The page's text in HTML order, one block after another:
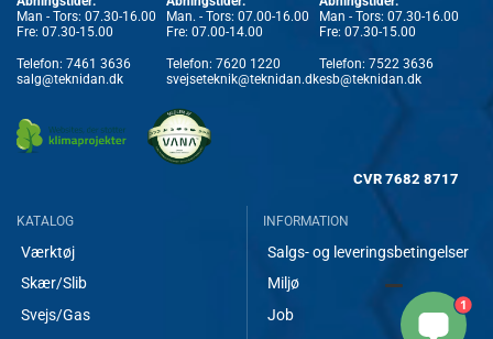
Man - Tors: 07.30-16.00
Fre: 07.30-15.00
Telefon: 7461 3636
salg@teknidan.dk
Man. - Tors: 07.00-16.00
Fre: 07.00-14.00
Telefon: 7620 1220
svejseteknik@teknidan.dk
Man - Tors: 07.30-16.00
Fre: 07.30-15.00
Telefon: 7522 3636
esb@teknidan.dk
CVR 7682 8717
KATALOG
Værktøj
Skær/Slib
Svejs/Gas
INFORMATION
Salgs- og leveringsbetingelser
Miljø
Job
1